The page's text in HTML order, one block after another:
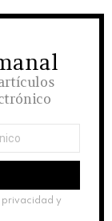
privacidad y